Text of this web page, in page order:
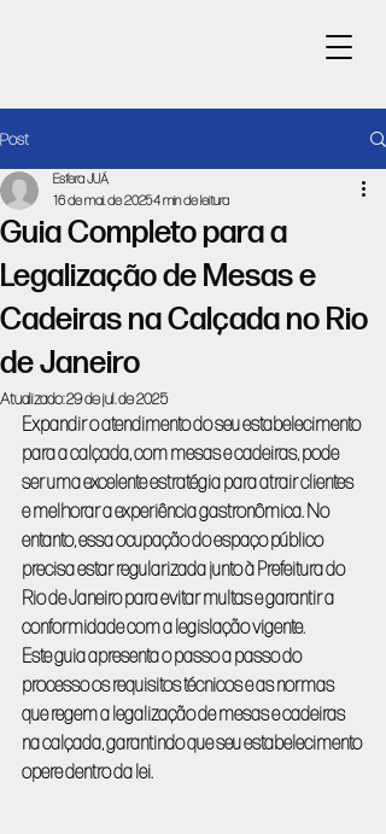
Post
Guia Completo para a
Legalização de Mesas e
Cadeiras na Calçada no Rio
de Janeiro
Esfera JUÁ
16 de mai. de 20254 min de leitura
Atualizado:29 de jul. de 2025
Expandir o atendimento do seu estabelecimento
para a calçada, com mesas e cadeiras, pode
ser uma excelente estratégia para atrair clientes
e melhorar a experiência gastronômica. No
entanto, essa ocupação do espaço público
precisa estar regularizada junto à Prefeitura do
Rio de Janeiro para evitar multas e garantir a
conformidade com a legislação vigente.
Este guia apresenta o passo a passo do
processo os requisitos técnicos e as normas
que regem a legalização de mesas e cadeiras
na calçada, garantindo que seu estabelecimento
opere dentro da lei.